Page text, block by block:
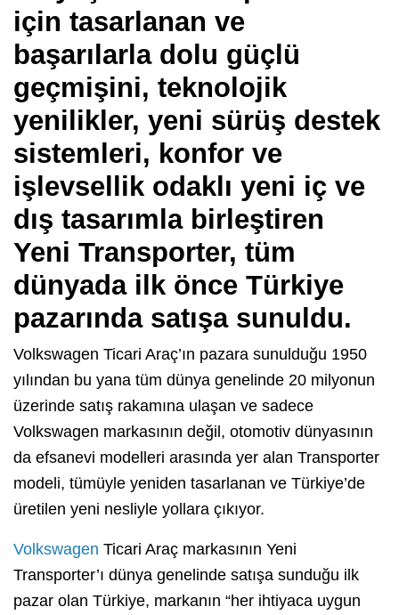
için tasarlanan ve
başarılarla dolu güçlü
geçmişini, teknolojik
yenilikler, yeni sürüş destek
sistemleri, konfor ve
işlevsellik odaklı yeni iç ve
dış tasarımla birleştiren
Yeni Transporter, tüm
dünyada ilk önce Türkiye
pazarında satışa sunuldu.
Volkswagen Ticari Araç’ın pazara sunulduğu 1950
yılından bu yana tüm dünya genelinde 20 milyonun
üzerinde satış rakamına ulaşan ve sadece
Volkswagen markasının değil, otomotiv dünyasının
da efsanevi modelleri arasında yer alan Transporter
modeli, tümüyle yeniden tasarlanan ve Türkiye’de
üretilen yeni nesliyle yollara çıkıyor.
Volkswagen Ticari Araç markasının Yeni
Transporter’ı dünya genelinde satışa sunduğu ilk
pazar olan Türkiye, markanın “her ihtiyaca uygun